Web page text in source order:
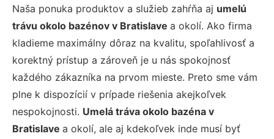
Naša ponuka produktov a služieb zahŕňa aj umelú
trávu okolo bazénov v Bratislave a okolí. Ako firma
kladieme maximálny dôraz na kvalitu, spoľahlivosť a
korektný prístup a zároveň je u nás spokojnosť
každého zákazníka na prvom mieste. Preto sme vám
plne k dispozícií v prípade riešenia akejkoľvek
nespokojnosti. Umelá tráva okolo bazéna v
Bratislave a okolí, ale aj kdekoľvek inde musí byť